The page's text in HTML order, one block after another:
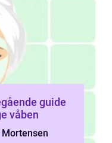
guide
våben
Mortensen